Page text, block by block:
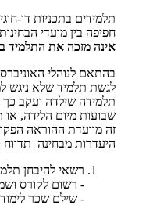
תלמידים בתכניות דו-
חפיפה בין מועדי
אינה מזכה את התלמיד
בהתאם לנוהלי
לגשת תלמיד שלא ניגש
תלמידה שילדה ועקב
שבועות מיום הלידה, או
זה מוועדת ההוראה
היעדרות מבחינה תדווח כציון 260
רשאי להיבחן
- רשום לקורס
- שילם שכר